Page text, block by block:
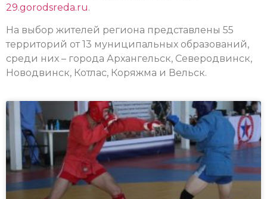
29.gorodsreda.ru.
На выбор жителей региона представлены 55
территорий от 13 муниципальных образований,
среди них – города Архангельск, Северодвинск,
Новодвинск, Котлас, Коряжма и Вельск.